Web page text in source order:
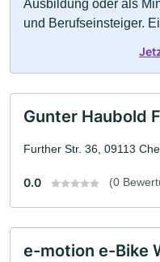
Ausbildung oder als
und Berufseinsteiger.
Gunter Haubold
Further Str. 36, 09113
0.0 (0
e-motion e-Bike